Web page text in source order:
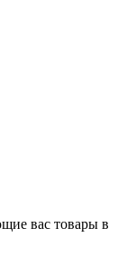
вас товары в